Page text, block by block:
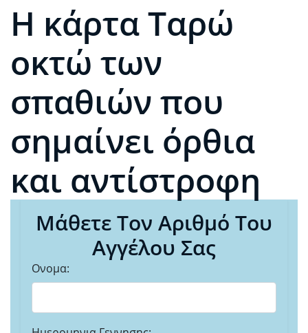
Η κάρτα Ταρώ
οκτώ των
σπαθιών που
σημαίνει όρθια
και αντίστροφη
Μάθετε Τον Αριθμό Του
Αγγέλου Σας
Ονομα: